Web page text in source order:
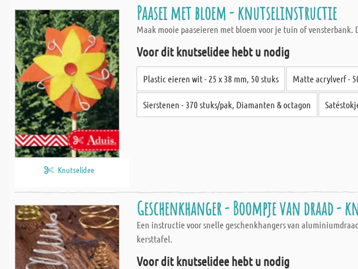
Knutselidee
Paasei met bloem - knutselinstructie
Maak mooie paaseieren met bloem voor je tuin of
Voor dit knutselidee hebt u nodig
Plastic eieren wit - 25 x 38 mm, 50 stuks Matte acrylverf -
Sierstenen - 370 stuks/pak, Diamanten & octagon
Geschenkhanger - Boompje van draad -
Een instructie voor snelle geschenkhangers van
kersttafel.
Voor dit knutselidee hebt u nodig